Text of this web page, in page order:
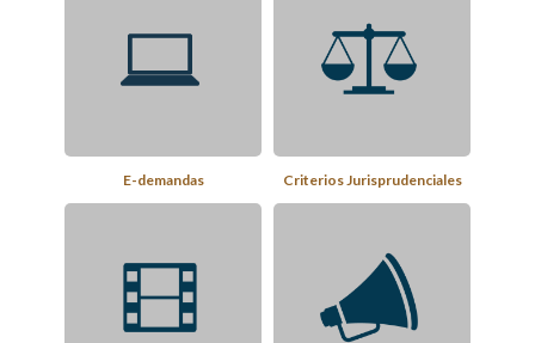
E-demandas Criterios Jurisprudenciales